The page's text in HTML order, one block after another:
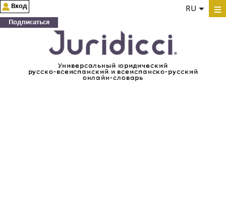
Универсальный юридический
русско-всеиспанский и всеиспанско-русский
онлайн-словарь
RU
Вход
Подписаться